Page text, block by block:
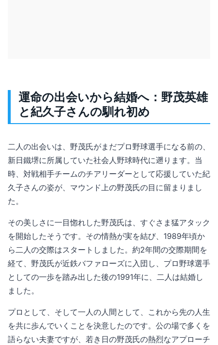
運命の出会いから結婚へ：野茂英雄
と紀久子さんの馴れ初め
二人の出会いは、野茂氏がまだプロ野球選手になる前の、
新日鐵堺に所属していた社会人野球時代に遡ります。当
時、対戦相手チームのチアリーダーとして応援していた紀
久子さんの姿が、マウンド上の野茂氏の目に留まりまし
た。
その美しさに一目惚れした野茂氏は、すぐさま猛アタック
を開始したそうです。その情熱が実を結び、1989年頃か
ら二人の交際はスタートしました。約2年間の交際期間を
経て、野茂氏が近鉄バファローズに入団し、プロ野球選手
としての一歩を踏み出した後の1991年に、二人は結婚し
ました。
プロとして、そして一人の人間として、これから先の人生
を共に歩んでいくことを決意したのです。公の場で多くを
語らない夫妻ですが、若き日の野茂氏の熱烈なアプローチ